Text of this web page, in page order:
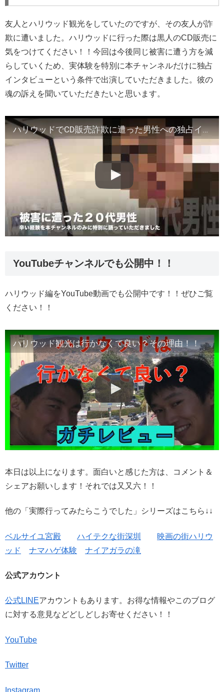
友人とハリウッド観光をしていたのですが、その友人が詐
欺に遭いました。ハリウッドに行った際は黒人のCD販売に
気をつけてください！！今回は今後同じ被害に遭う方を減
らしていくため、実体験を特別に本チャンネルだけに独占
インタビューという条件で出演していただきました。彼の
魂の訴えを聞いていただきたいと思います。
ハリウッドでCD販売詐欺に遭った男性への独占インタビュー
YouTubeチャンネルでも公開中！！
ハリウッド編をYouTube動画でも公開中です！！ぜひご覧
ください！！
ハリウッド観光は行かなくて良い？その理由！！
本日は以上になります。面白いと感じた方は、コメント＆
シェアお願いします！それでは又又六！！
他の「実際行ってみたらこうでした」シリーズはこちら↓↓
ベルサイユ宮殿 ハイテクな街深圳
映画の街ハリウ
ッド
ナマハゲ体験 ナイアガラの滝
公式アカウント
公式LINEアカウントもあります。お得な情報やこのブログ
に対する意見などどしどしお寄せください！！
YouTube
Twitter
Instagram